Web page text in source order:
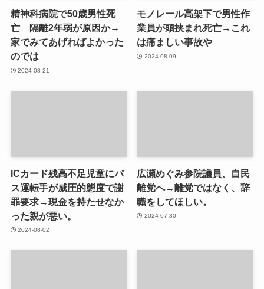
精神科病院で50歳男性死
亡 隔離2年弱が原因か→
家でみてあげればよかった
のでは
2024-08-21
モノレール高架下で男性作
業員が頭挟まれ死亡→これ
は痛ましい事故や
2024-08-09
ICカード残高不足児童にバ
ス運転手が威圧的態度で謝
罪要求→現金を持たせなか
った親が悪い。
2024-08-02
広瀬めぐみ参院議員、自民
離党へ→離党ではなく、辞
職をしてほしい。
2024-07-30